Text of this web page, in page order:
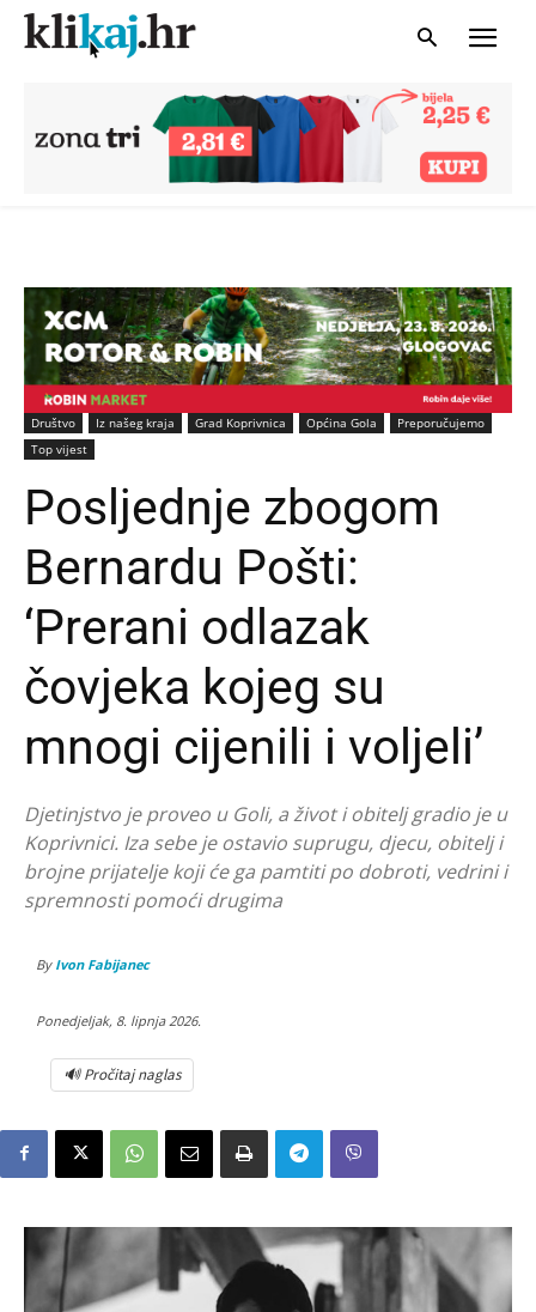
Društvo Iz našeg kraja Grad Koprivnica Općina Gola
Preporučujemo
Top vijest
Posljednje zbogom
Bernardu Pošti:
‘Prerani odlazak
čovjeka kojeg su
mnogi cijenili i voljeli’
Djetinjstvo je proveo u Goli, a život i obitelj gradio je u
Koprivnici. Iza sebe je ostavio suprugu, djecu, obitelj i
brojne prijatelje koji će ga pamtiti po dobroti, vedrini i
spremnosti pomoći drugima
By Ivon Fabijanec
Ponedjeljak, 8. lipnja 2026.
🔊 Pročitaj naglas